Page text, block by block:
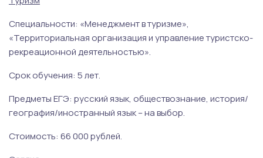
Специальности: «Менеджмент в туризме»,
«Территориальная организация и управление туристско-
рекреационной деятельностью».
Срок обучения: 5 лет.
Предметы ЕГЭ: русский язык, обществознание, история/
география/иностранный язык – на выбор.
Стоимость: 66 000 рублей.